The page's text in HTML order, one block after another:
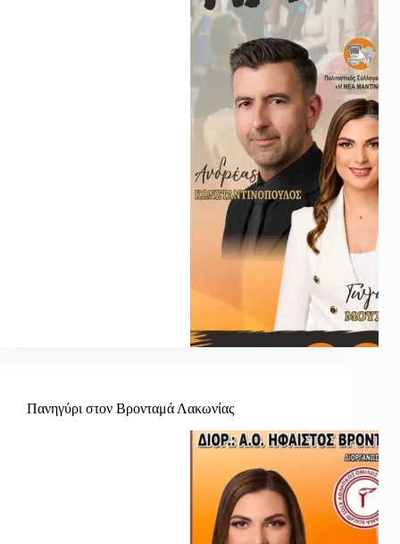
Πανηγύρι στον Βρονταμά Λακωνίας